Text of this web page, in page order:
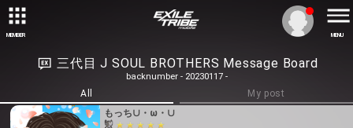
MEMBER MENU
三代目 J SOUL BROTHERS Message Board
backnumber - 20230117 -
All
My post
もっち∪・ω・∪